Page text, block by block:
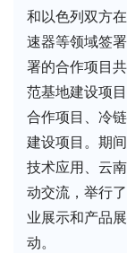
和以色列双方
速器等领域签
署的合作项目
范基地建设项
合作项目、冷
建设项目。期
技术应用、云
动交流，举行
业展示和产品
动。